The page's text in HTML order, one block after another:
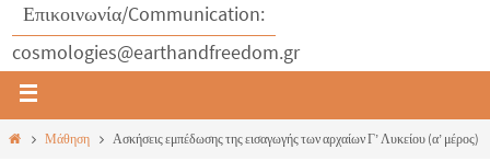
Επικοινωνία/Communication:
cosmologies@earthandfreedom.gr
Μάθηση Ασκήσεις εμπέδωσης της εισαγωγής των αρχαίων Γ’ Λυκείου (α’ μέρος)